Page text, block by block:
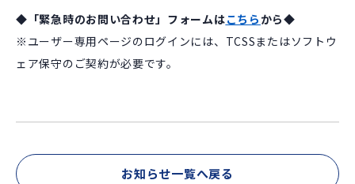
◆「緊急時のお問い合わせ」フォームはこちら から◆
※ユーザー専用ページのログインには、TCSSまたはソフトウ
ェア保守のご契約が必要です。
お知らせ一覧へ戻る